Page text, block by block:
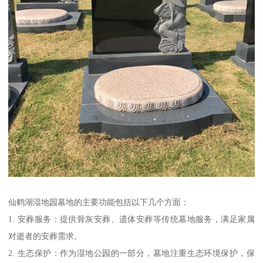
仙鹤湖湿地园墓地的主要功能包括以下几个方面：
1. 安葬服务：提供骨灰安葬、遗体安葬等传统墓地服务，满足家属
对逝者的安葬需求。
2. 生态保护：作为湿地公园的一部分，墓地注重生态环境保护，保